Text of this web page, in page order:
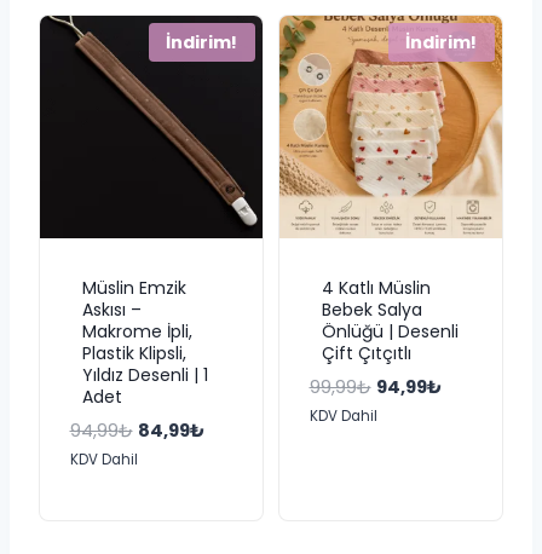
99,99₺
İndirim!
Müslin Emzik
Askısı –
Makrome İpli,
Plastik Klipsli,
Yıldız Desenli | 1
Adet
94,99₺ Orijinal
fiyat:
84,99₺Şu
KDV Dahil
İndirim!
4 Katlı Müslin
Bebek Salya
Önlüğü | Desenli
Çift Çıtçıtlı
99,99₺ Orijinal
fiyat:
94,99₺Şu
KDV Dahil